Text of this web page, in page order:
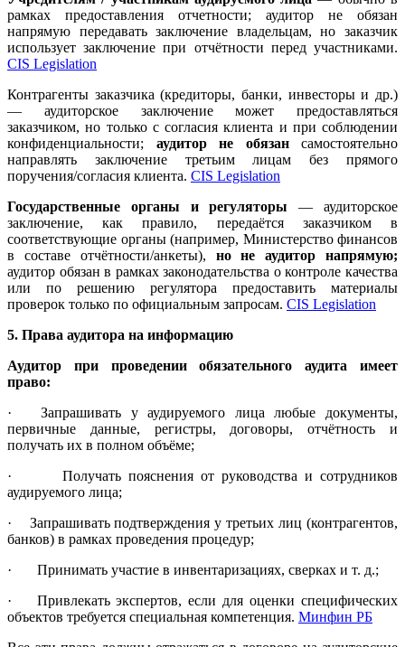
рамках предоставления отчетности; аудитор не обязан
напрямую передавать заключение владельцам, но заказчик
использует заключение при отчётности перед участниками.
CIS Legislation
Контрагенты заказчика (кредиторы, банки, инвесторы и др.)
— аудиторское заключение может предоставляться
заказчиком, но только с согласия клиента и при соблюдении
конфиденциальности; аудитор не обязансамостоятельно
направлять заключение третьим лицам без прямого
поручения/согласия клиента. CIS Legislation
Государственные органы и регуляторы— аудиторское
заключение, как правило, передаётся заказчиком в
соответствующие органы (например, Министерство финансов
в составе отчётности/анкеты), но не аудитор напрямую;
аудитор обязан в рамках законодательства о контроле качества
или по решению регулятора предоставить материалы
проверок только по официальным запросам. CIS Legislation
5. Права аудитора на информацию
Аудитор при проведении обязательного аудита имеет
право:
· Запрашивать у аудируемого лица любые документы,
первичные данные, регистры, договоры, отчётность и
получать их в полном объёме;
· Получать пояснения от руководства и сотрудников
аудируемого лица;
· Запрашивать подтверждения у третьих лиц (контрагентов,
банков) в рамках проведения процедур;
· Принимать участие в инвентаризациях, сверках и т. д.;
· Привлекать экспертов, если для оценки специфических
объектов требуется специальная компетенция. Минфин РБ